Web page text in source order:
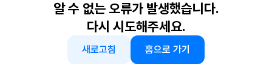
알 수 없는 오류가 발생했습니다.
다시 시도해주세요.
새로고침 홈으로 가기